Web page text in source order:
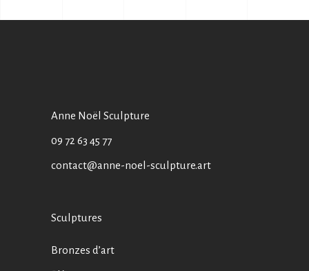
Anne Noël Sculpture
09 72 63 45 77
contact@anne-noel-sculpture.art
Sculptures
Bronzes d’art